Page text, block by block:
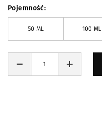
Pojemność
50 ML 100 ML